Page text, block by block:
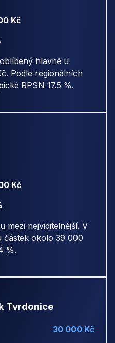
Kč
hlavně u
Podle regionálních
RPSN 17.5 %.
Kč
mezi nejviditelnější. V
částek okolo 39 000
%.
Tvrdonice
30 000 Kč